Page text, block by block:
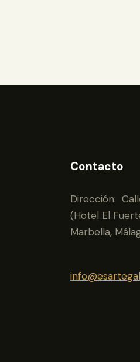
Contacto
Dirección:
(Hotel El
Marbella,